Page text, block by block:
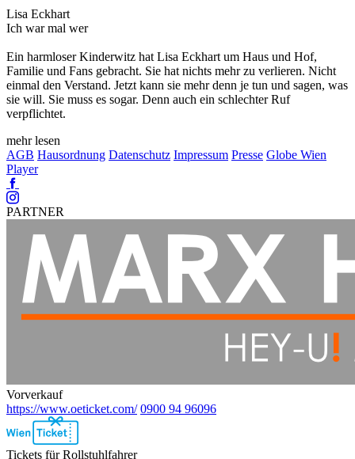
Lisa Eckhart
Ich war mal wer
Ein harmloser Kinderwitz hat Lisa Eckhart um Haus und Hof,
Familie und Fans gebracht. Sie hat nichts mehr zu verlieren. Nicht
einmal den Verstand. Jetzt kann sie mehr denn je tun und sagen, was
sie will. Sie muss es sogar. Denn auch ein schlechter Ruf
verpflichtet.
mehr lesen
AGB Hausordnung Datenschutz Impressum Presse Globe Wien
Player
Facebook
Instagram
PARTNER
Vorverkauf
https://www.oeticket.com/ 0900 94 96096
Ebene
2
Tickets für Rollstuhlfahrer